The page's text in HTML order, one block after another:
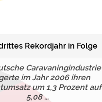
Rekordjahr in Folge
Caravaningindustrie
im Jahr 2006 ihren
um 1,3 Prozent auf
5,08 ...